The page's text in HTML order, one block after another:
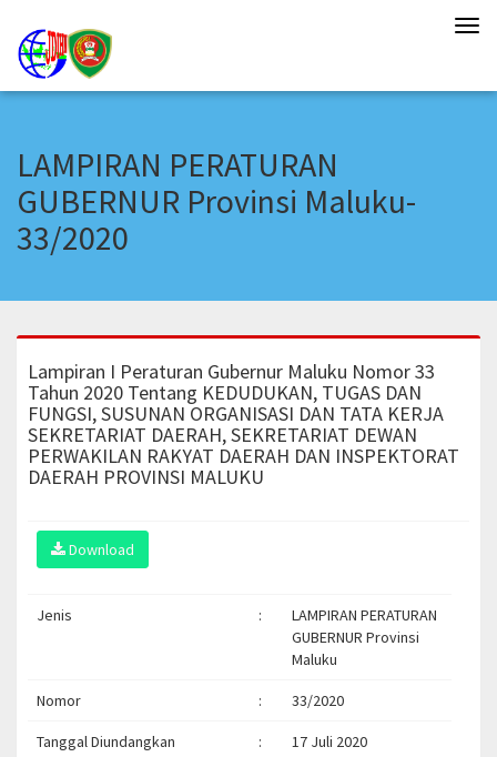
LAMPIRAN PERATURAN
GUBERNUR Provinsi Maluku-
33/2020
Lampiran I Peraturan Gubernur Maluku Nomor 33
Tahun 2020 Tentang KEDUDUKAN, TUGAS DAN
FUNGSI, SUSUNAN ORGANISASI DAN TATA KERJA
SEKRETARIAT DAERAH, SEKRETARIAT DEWAN
PERWAKILAN RAKYAT DAERAH DAN INSPEKTORAT
DAERAH PROVINSI MALUKU
Download
Jenis :
LAMPIRAN PERATURAN
GUBERNUR Provinsi
Maluku
Nomor : 33/2020
Tanggal Diundangkan : 17 Juli 2020